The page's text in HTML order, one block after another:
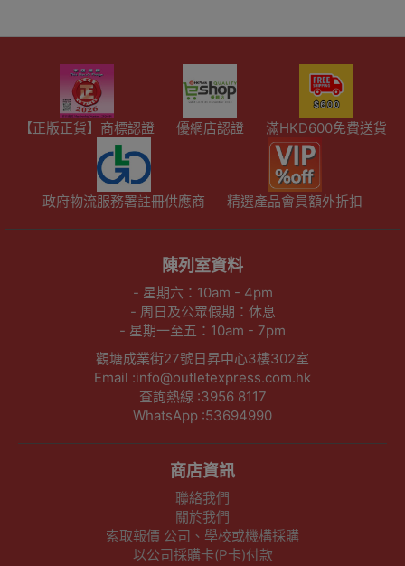
【正版正貨】商標認證 優網店認證 滿HKD600免費送貨
政府物流服務署註冊供應商 精選產品會員額外折扣
陳列室資料
- 星期六：10am - 4pm
- 周日及公眾假期：休息
- 星期一至五：10am - 7pm
觀塘成業街27號日昇中心3樓302室
Email :info@outletexpress.com.hk
查詢熱線 :3956 8117
WhatsApp :53694990
商店資訊
聯絡我們
關於我們
索取報價 公司、學校或機構採購
以公司採購卡(P卡)付款